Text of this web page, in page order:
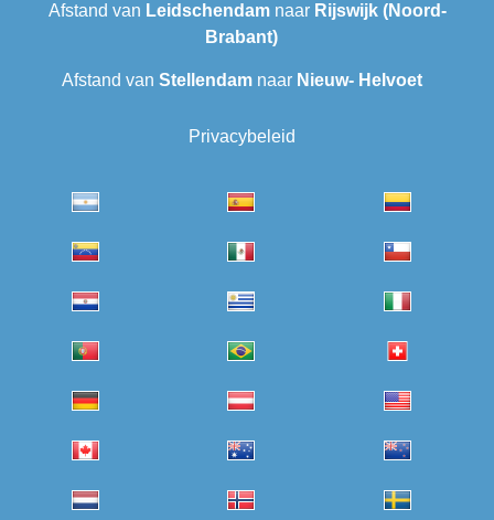
Afstand van Leidschendamnaar Rijswijk (Noord-
Brabant)
Afstand van Stellendamnaar Nieuw- Helvoet
Privacybeleid